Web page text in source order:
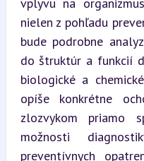
nielen z pohľadu
bude podrobne
do štruktúr a funkcií
biologické a
opíše konkrétne
zlozvykom priamo
možnosti
preventívnych